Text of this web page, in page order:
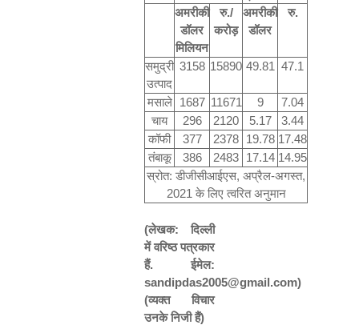
अमरीकी
डॉलर
मिलियन
रु./
करोड़
अमरीकी
डॉलर
रु.
समुद्री
उत्पाद
3158 15890 49.81 47.1
मसाले 1687 11671 9
7.04
चाय
296 2120 5.17
3.44
कॉफी
377 2378 19.78 17.48
तंबाकू
386 2483 17.14 14.95
स्रोत: डीजीसीआईएस, अप्रैल-अगस्त,
2021 के लिए त्वरित अनुमान
(लेखक: दिल्ली
में वरिष्ठ पत्रकार
हैं. ईमेल:
sandipdas2005@gmail.com)
(व्यक्त विचार
उनके निजी हैं)